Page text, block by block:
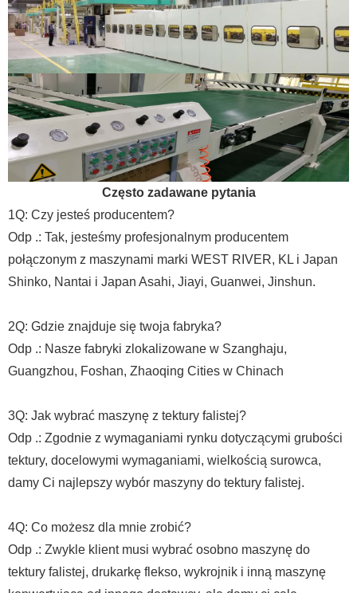
Często zadawane pytania
1Q: Czy jesteś producentem?
Odp .: Tak, jesteśmy profesjonalnym producentem
połączonym z maszynami marki WEST RIVER, KL i Japan
Shinko, Nantai i Japan Asahi, Jiayi, Guanwei, Jinshun.
2Q: Gdzie znajduje się twoja fabryka?
Odp .: Nasze fabryki zlokalizowane w Szanghaju,
Guangzhou, Foshan, Zhaoqing Cities w Chinach
3Q: Jak wybrać maszynę z tektury falistej?
Odp .: Zgodnie z wymaganiami rynku dotyczącymi grubości
tektury, docelowymi wymaganiami, wielkością surowca,
damy Ci najlepszy wybór maszyny do tektury falistej.
4Q: Co możesz dla mnie zrobić?
Odp .: Zwykle klient musi wybrać osobno maszynę do
tektury falistej, drukarkę flekso, wykrojnik i inną maszynę